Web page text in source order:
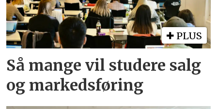
PLUS
Så mange vil studere salg
og markedsføring